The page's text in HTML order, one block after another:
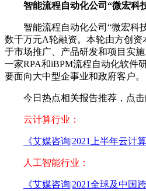
智能流程自动化公司“微宏科
智能流程自动化公司“微宏科
数千万元A轮融资。本轮由方创资
于市场推广、产品研发和项目实
一家RPA和iBPM流程自动化软件
要面向大中型企事业和政府客户。
今日热点相关报告推荐，点击
云计算行业：
《艾媒咨询|2021上半年云计
人工智能行业：
《艾媒咨询|2021全球及中国